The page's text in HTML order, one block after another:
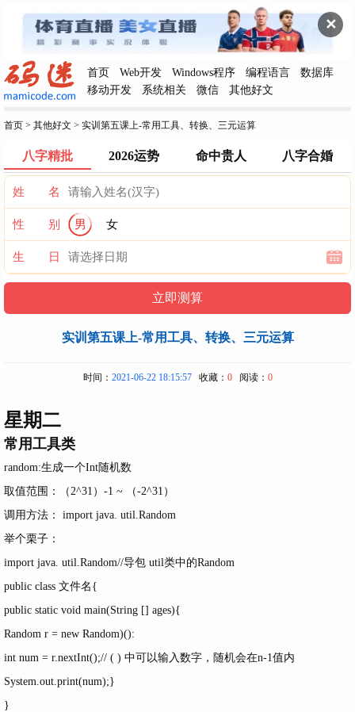
✕
首页 Web开发 Windows程序 编程语言
数据库
移动开发
系统相关 微信 其他好文
首页 > 其他好文 > 实训第五课上-常用工具、转换、三元运算
八字精批 2026运势 命中贵人 八字合婚
姓 名
性 别 男 女
生 日
实训第五课上-常用工具、转换、三元运算
时间： 2021-06-22 18:15:57收藏： 0阅读： 0
星期二
常用工具类
random:生成一个Int随机数
取值范围：（2^31）-1 ~ （-2^31）
调用方法： import java. util.Random
举个栗子：
import java. util.Random//导包 util类中的Random
public class 文件名{
public static void main(String [] ages){
Random r = new Random)():
int num = r.nextInt();// ( ) 中可以输入数字，随机会在n-1值内
System.out.print(num);}
}